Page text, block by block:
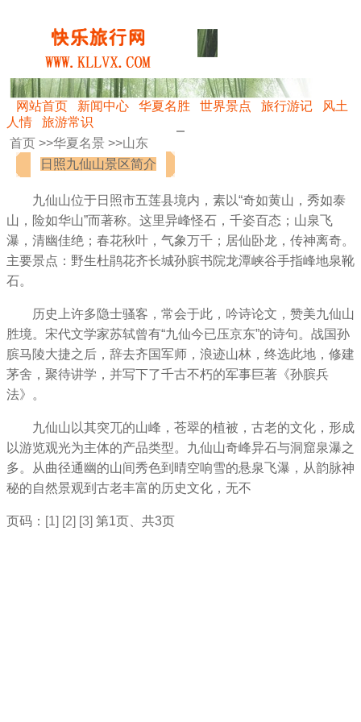
网站首页 新闻中心 华夏名胜 世界景点 旅行游记
风土
人情
旅游常识
首页 >>华夏名景 >>山东
日照九仙山景区简介
九仙山位于日照市五莲县境内，素以“奇如黄山，秀如泰
山，险如华山”而著称。这里异峰怪石，千姿百态；山泉飞
瀑，清幽佳绝；春花秋叶，气象万千；居仙卧龙，传神离奇。
主要景点：野生杜鹃花齐长城孙膑书院龙潭峡谷手指峰地泉靴
石。
历史上许多隐士骚客，常会于此，吟诗论文，赞美九仙山
胜境。宋代文学家苏轼曾有“九仙今已压京东”的诗句。战国孙
膑马陵大捷之后，辞去齐国军师，浪迹山林，终选此地，修建
茅舍，聚待讲学，并写下了千古不朽的军事巨著《孙膑兵
法》。
九仙山以其突兀的山峰，苍翠的植被，古老的文化，形成
以游览观光为主体的产品类型。九仙山奇峰异石与洞窟泉瀑之
多。从曲径通幽的山间秀色到晴空响雪的悬泉飞瀑，从韵脉神
秘的自然景观到古老丰富的历史文化，无不
页码： [1] [2] [3] 第1页、共3页